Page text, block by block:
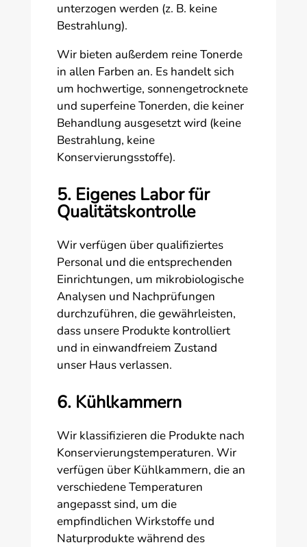
unterzogen werden (z. B. keine
Bestrahlung).
Wir bieten außerdem reine Tonerde
in allen Farben an. Es handelt sich
um hochwertige, sonnengetrocknete
und superfeine Tonerden, die keiner
Behandlung ausgesetzt wird (keine
Bestrahlung, keine
Konservierungsstoffe).
5. Eigenes Labor für
Qualitätskontrolle
Wir verfügen über qualifiziertes
Personal und die entsprechenden
Einrichtungen, um mikrobiologische
Analysen und Nachprüfungen
durchzuführen, die gewährleisten,
dass unsere Produkte kontrolliert
und in einwandfreiem Zustand
unser Haus verlassen.
6. Kühlkammern
Wir klassifizieren die Produkte nach
Konservierungstemperaturen. Wir
verfügen über Kühlkammern, die an
verschiedene Temperaturen
angepasst sind, um die
empfindlichen Wirkstoffe und
Naturprodukte während des